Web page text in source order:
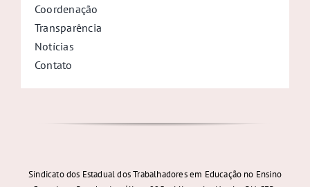
Coordenação
Transparência
Notícias
Contato
Sindicato dos Estadual dos Trabalhadores em Educação no Ensino